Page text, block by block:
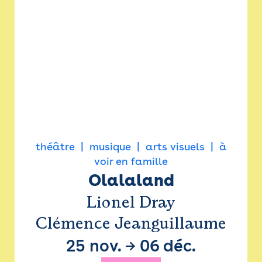
théâtre musique arts visuels
à
voir en famille
Olalaland
Lionel Dray
Clémence Jeanguillaume
25 nov. → 06 déc.